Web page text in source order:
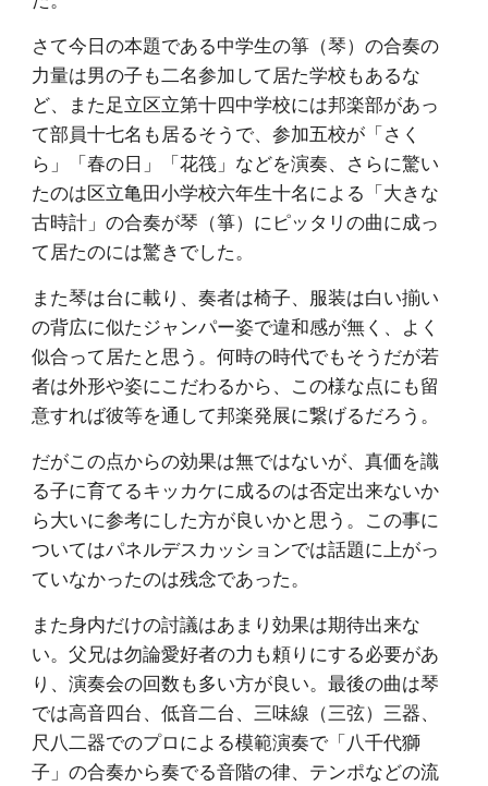
さて今日の本題である中学生の箏（琴）の合奏の
力量は男の子も二名参加して居た学校もあるな
ど、また足立区立第十四中学校には邦楽部があっ
て部員十七名も居るそうで、参加五校が「さく
ら」「春の日」「花筏」などを演奏、さらに驚い
たのは区立亀田小学校六年生十名による「大きな
古時計」の合奏が琴（箏）にピッタリの曲に成っ
て居たのには驚きでした。
また琴は台に載り、奏者は椅子、服装は白い揃い
の背広に似たジャンパー姿で違和感が無く、よく
似合って居たと思う。何時の時代でもそうだが若
者は外形や姿にこだわるから、この様な点にも留
意すれば彼等を通して邦楽発展に繋げるだろう。
だがこの点からの効果は無ではないが、真価を識
る子に育てるキッカケに成るのは否定出来ないか
ら大いに参考にした方が良いかと思う。この事に
ついてはパネルデスカッションでは話題に上がっ
ていなかったのは残念であった。
また身内だけの討議はあまり効果は期待出来な
い。父兄は勿論愛好者の力も頼りにする必要があ
り、演奏会の回数も多い方が良い。最後の曲は琴
では高音四台、低音二台、三味線（三弦）三器、
尺八二器でのプロによる模範演奏で「八千代獅
子」の合奏から奏でる音階の律、テンポなどの流